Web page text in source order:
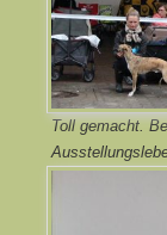
Toll gemacht.